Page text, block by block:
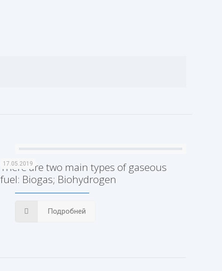
17.05.2019
There are two main types of gaseous
fuel: Biogas; Biohydrogen
Подробней